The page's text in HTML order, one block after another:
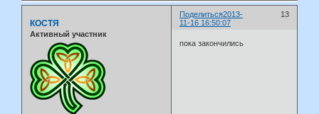
Поделиться 13
2013-
11-16 16:50:07
КОСТЯ
Активный участник
пока закончились